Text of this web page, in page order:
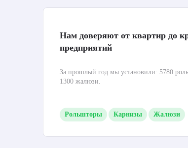
Нам доверяют от квартир до
предприятий
За прошлый год мы установили: 5780
1300 жалюзи.
Рольшторы Карнизы Жалюзи